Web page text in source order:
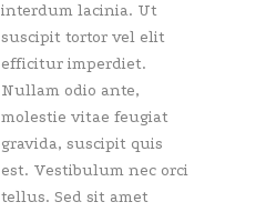
interdum lacinia. Ut
suscipit tortor vel elit
efficitur imperdiet.
Nullam odio ante,
molestie vitae feugiat
gravida, suscipit quis
est. Vestibulum nec orci
tellus. Sed sit amet